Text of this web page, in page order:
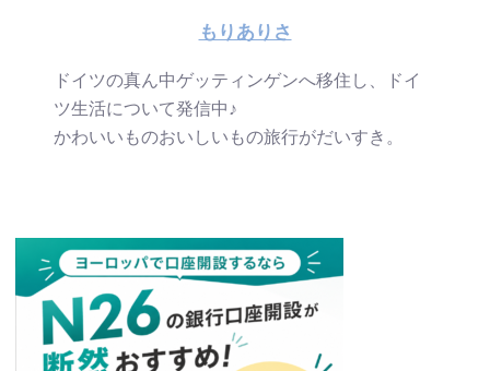
もりありさ
ドイツの真ん中ゲッティンゲンへ移住し、ドイ
ツ生活について発信中♪
かわいいものおいしいもの旅行がだいすき。